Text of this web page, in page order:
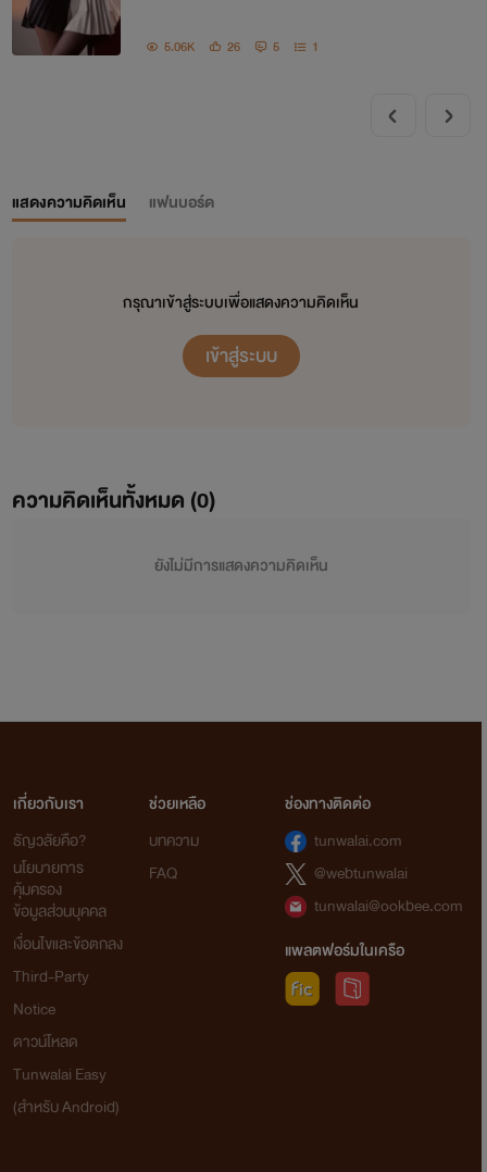
5.06K 26 5 1
แสดงความคิดเห็น แฟนบอร์ด
กรุณาเข้าสู่ระบบเพื่อแสดงความคิดเห็น
เข้าสู่ระบบ
ความคิดเห็นทั้งหมด (0)
ยังไม่มีการแสดงความคิดเห็น
เกี่ยวกับเรา
ธัญวลัยคือ?
นโยบายการ
คุ้มครอง
ข้อมูลส่วนบุคคล
เงื่อนไขและข้อตกลง
Third-Party
Notice
ดาวน์โหลด
Tunwalai Easy
(สำหรับ Android)
ช่วยเหลือ
บทความ
FAQ
ช่องทางติดต่อ
tunwalai.com
@webtunwalai
tunwalai@ookbee.com
แพลตฟอร์มในเครือ